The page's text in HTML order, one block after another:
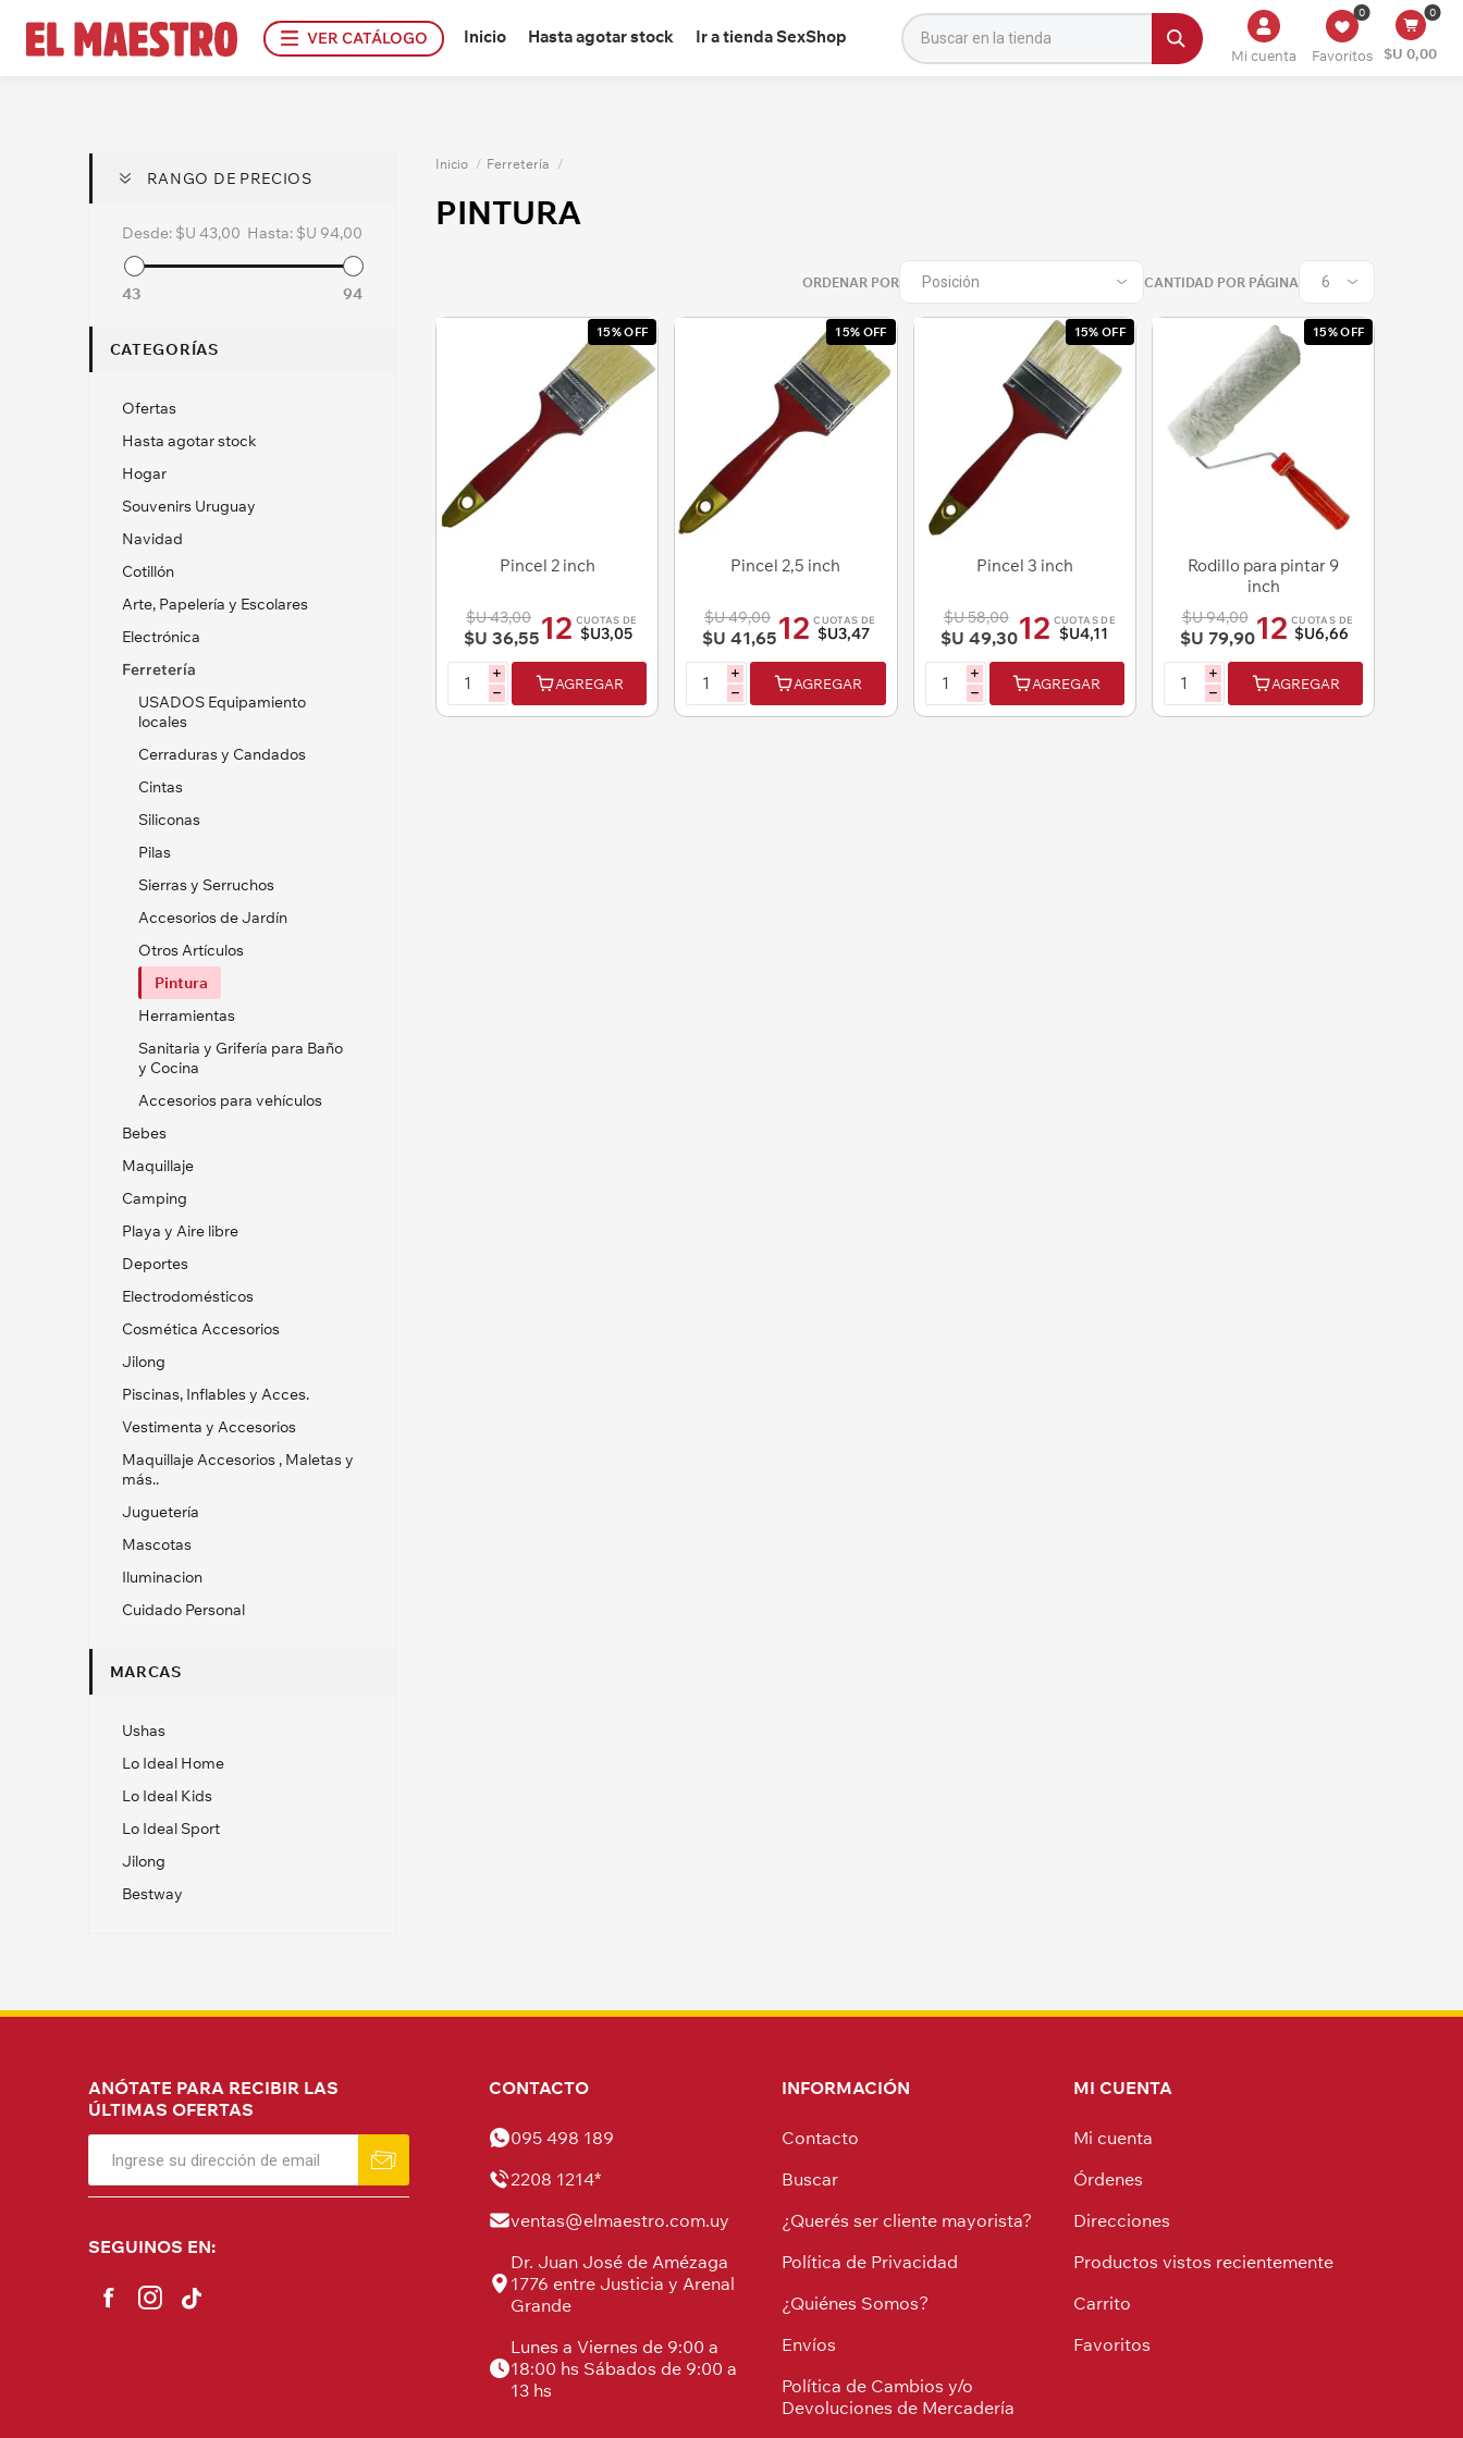
VER CATÁLOGO Inicio Hasta agotar stock Ir a tienda SexShop
Mi cuenta Favoritos
0 0
$U 0,00
Inicio / Ferretería /
PINTURA
ORDENAR POR CANTIDAD POR PÁGINA
15% OFF
Pincel 2 inch
$U 43,00
$U 36,5512 CUOTAS DE
$U3,05
i
h
AGREGAR
15% OFF
Pincel 2,5 inch
$U 49,00
$U 41,6512 CUOTAS DE
$U3,47
i
h
AGREGAR
15% OFF
Pincel 3 inch
$U 58,00
$U 49,3012 CUOTAS DE
$U4,11
i
h
AGREGAR
15% OFF
Rodillo para pintar 9
inch
$U 94,00
$U 79,9012 CUOTAS DE
$U6,66
i
h
AGREGAR
RANGO DE PRECIOS
Desde: $U 43,00 Hasta: $U 94,00
43 94
CATEGORÍAS
Ofertas
Hasta agotar stock
Hogar
Souvenirs Uruguay
Navidad
Cotillón
Arte, Papelería y Escolares
Electrónica
Ferretería
USADOS Equipamiento
locales
Cerraduras y Candados
Cintas
Siliconas
Pilas
Sierras y Serruchos
Accesorios de Jardín
Otros Artículos
Pintura
Herramientas
Sanitaria y Grifería para Baño
y Cocina
Accesorios para vehículos
Bebes
Maquillaje
Camping
Playa y Aire libre
Deportes
Electrodomésticos
Cosmética Accesorios
Jilong
Piscinas, Inflables y Acces.
Vestimenta y Accesorios
Maquillaje Accesorios , Maletas y
más..
Juguetería
Mascotas
Iluminacion
Cuidado Personal
MARCAS
Ushas
Lo Ideal Home
Lo Ideal Kids
Lo Ideal Sport
Jilong
Bestway
ANÓTATE PARA RECIBIR LAS
ÚLTIMAS OFERTAS
SEGUINOS EN:
CONTACTO
095 498 189
2208 1214*
ventas@elmaestro.com.uy
Dr. Juan José de Amézaga
1776 entre Justicia y Arenal
Grande
Lunes a Viernes de 9:00 a
18:00 hs Sábados de 9:00 a
13 hs
INFORMACIÓN
Contacto
Buscar
¿Querés ser cliente mayorista?
Política de Privacidad
¿Quiénes Somos?
Envíos
Política de Cambios y/o
Devoluciones de Mercadería
MI CUENTA
Mi cuenta
Órdenes
Direcciones
Productos vistos recientemente
Carrito
Favoritos